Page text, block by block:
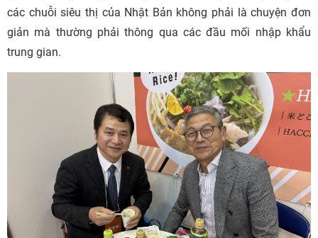
các chuỗi siêu thị của Nhật Bản không phải là chuyện đơn
giản mà thường phải thông qua các đầu mối nhập khẩu
trung gian.